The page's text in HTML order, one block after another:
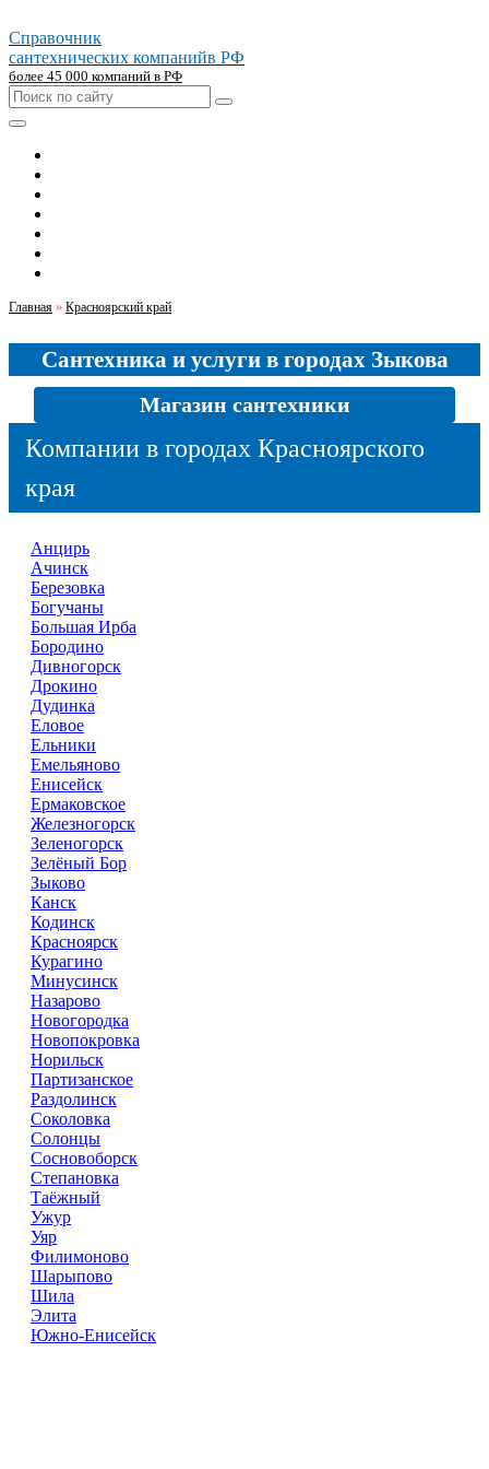
Справочник
сантехнических компанийв РФ
более 45 000 компаний в РФ
Главная » Красноярский край
Сантехника и услуги в городах Зыкова
Магазин сантехники
Компании в городах Красноярского
края
Анцирь
Ачинск
Березовка
Богучаны
Большая Ирба
Бородино
Дивногорск
Дрокино
Дудинка
Еловое
Ельники
Емельяново
Енисейск
Ермаковское
Железногорск
Зеленогорск
Зелёный Бор
Зыково
Канск
Кодинск
Красноярск
Курагино
Минусинск
Назарово
Новогородка
Новопокровка
Норильск
Партизанское
Раздолинск
Соколовка
Солонцы
Сосновоборск
Степановка
Таёжный
Ужур
Уяр
Филимоново
Шарыпово
Шила
Элита
Южно-Енисейск